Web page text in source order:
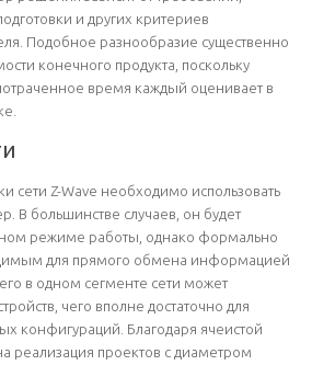
и других критериев
Подобное разнообразие существенно
конечного продукта, поскольку
время каждый оценивает в
сети Z-Wave необходимо использовать
В большинстве случаев, он будет
режиме работы, однако формально
для прямого обмена информацией
в одном сегменте сети может
чего вполне достаточно для
конфигураций. Благодаря ячеистой
реализация проектов с диаметром